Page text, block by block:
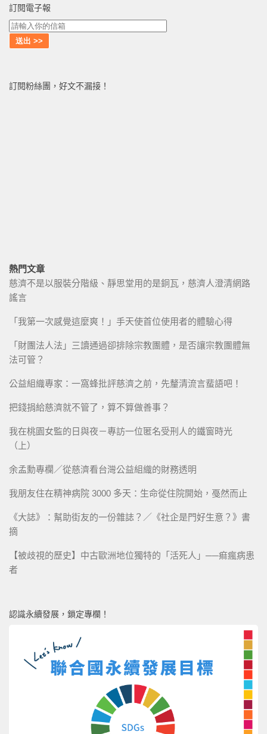
訂閱電子報
訂閱粉絲團，好文不漏接！
熱門文章
慈濟不是以服裝分階級、靜思堂用的是銅瓦，慈濟人澄清網路
謠言
「我第一次感覺這麼爽！」手天使首位使用者的體驗心得
「財團法人法」三讀通過卻排除宗教團體，是否讓宗教團體無
法可管？
公益組織專家：一窩蜂批評慈濟之前，先釐清流言蜚語吧！
把錢捐給慈濟就不管了，算不算做善事？
我在桃園女監的日與夜－專訪一位匿名受刑人的鐵窗時光
（上）
余孟勳專欄／從慈濟看台灣公益組織的財務透明
我朋友住在精神病院 3000 多天：生命從住院開始，戞然而止
《大誌》：幫助街友的一份雜誌？／《社企是門好生意？》書
摘
【被歧視的歷史】中古歐洲地位獨特的「活死人」──痲瘋病患
者
認識永續發展，鎖定專欄！